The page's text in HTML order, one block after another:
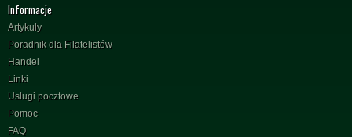
Informacje
Artykuły
Poradnik dla Filatelistów
Handel
Linki
Usługi pocztowe
Pomoc
FAQ